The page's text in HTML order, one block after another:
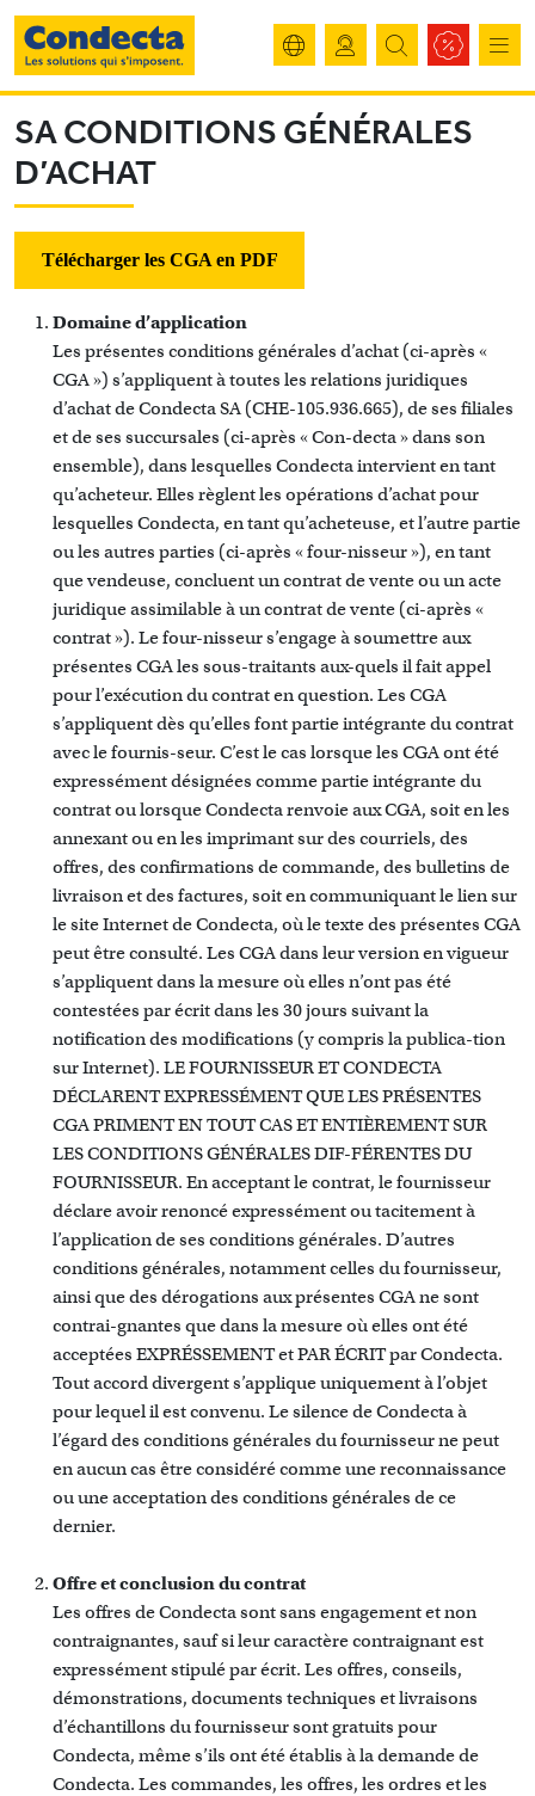
SA CONDITIONS GÉNÉRALES
D’ACHAT
Télécharger les CGA en PDF
Domaine d’application
Les présentes conditions générales d’achat (ci-après «
CGA ») s’appliquent à toutes les relations juridiques
d’achat de Condecta SA (CHE-105.936.665), de ses filiales
et de ses succursales (ci-après « Con-decta » dans son
ensemble), dans lesquelles Condecta intervient en tant
qu’acheteur. Elles règlent les opérations d’achat pour
lesquelles Condecta, en tant qu’acheteuse, et l’autre partie
ou les autres parties (ci-après « four-nisseur »), en tant
que vendeuse, concluent un contrat de vente ou un acte
juridique assimilable à un contrat de vente (ci-après «
contrat »). Le four-nisseur s’engage à soumettre aux
présentes CGA les sous-traitants aux-quels il fait appel
pour l’exécution du contrat en question. Les CGA
s’appliquent dès qu’elles font partie intégrante du contrat
avec le fournis-seur. C’est le cas lorsque les CGA ont été
expressément désignées comme partie intégrante du
contrat ou lorsque Condecta renvoie aux CGA, soit en les
annexant ou en les imprimant sur des courriels, des
offres, des confirmations de commande, des bulletins de
livraison et des factures, soit en communiquant le lien sur
le site Internet de Condecta, où le texte des présentes CGA
peut être consulté. Les CGA dans leur version en vigueur
s’appliquent dans la mesure où elles n’ont pas été
contestées par écrit dans les 30 jours suivant la
notification des modifications (y compris la publica-tion
sur Internet). LE FOURNISSEUR ET CONDECTA
DÉCLARENT EXPRESSÉMENT QUE LES PRÉSENTES
CGA PRIMENT EN TOUT CAS ET ENTIÈREMENT SUR
LES CONDITIONS GÉNÉRALES DIF-FÉRENTES DU
FOURNISSEUR. En acceptant le contrat, le fournisseur
déclare avoir renoncé expressément ou tacitement à
l’application de ses conditions générales. D’autres
conditions générales, notamment celles du fournisseur,
ainsi que des dérogations aux présentes CGA ne sont
contrai-gnantes que dans la mesure où elles ont été
acceptées EXPRÉSSEMENT et PAR ÉCRIT par Condecta.
Tout accord divergent s’applique uniquement à l’objet
pour lequel il est convenu. Le silence de Condecta à
l’égard des conditions générales du fournisseur ne peut
en aucun cas être considéré comme une reconnaissance
ou une acceptation des conditions générales de ce
dernier.
Offre et conclusion du contrat
Les offres de Condecta sont sans engagement et non
contraignantes, sauf si leur caractère contraignant est
expressément stipulé par écrit. Les offres, conseils,
démonstrations, documents techniques et livraisons
d’échantillons du fournisseur sont gratuits pour
Condecta, même s’ils ont été établis à la demande de
Condecta. Les commandes, les offres, les ordres et les